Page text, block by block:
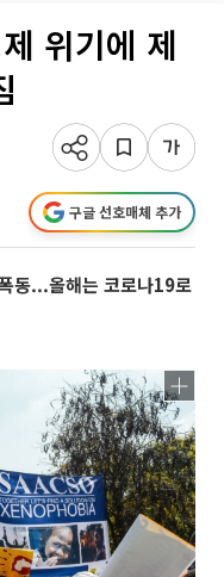
위기에 제
구글 선호매체 추가
동...올해는 코로나19로